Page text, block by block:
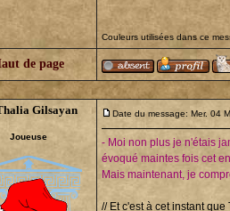
Couleurs utilisées dans ce
de page
Gilsayan
Joueuse
Date du message: Mer. 04
- Moi non plus je n'étais
évoqué maintes fois cet
Mais maintenant, je
// Et c'est à cet instant